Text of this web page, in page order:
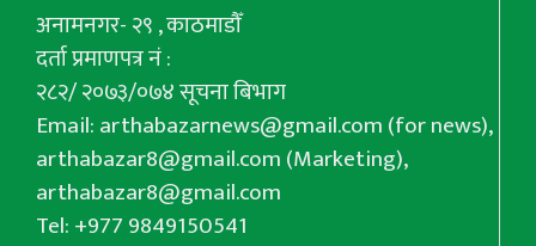
अनामनगर- २९ , काठमाडौँ
दर्ता प्रमाणपत्र नं :
२८२/ २०७३/०७४ सूचना बिभाग
Email:arthabazarnews@gmail.com(for news),
arthabazar8@gmail.com(Marketing),
arthabazar8@gmail.com
Tel: +977 9849150541